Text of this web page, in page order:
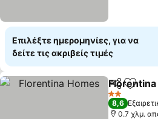
Επιλέξτε ημερομηνίες, για να
δείτε τις ακριβείς τιμές
2 Αστέρια
8,6
0.7 χλμ.